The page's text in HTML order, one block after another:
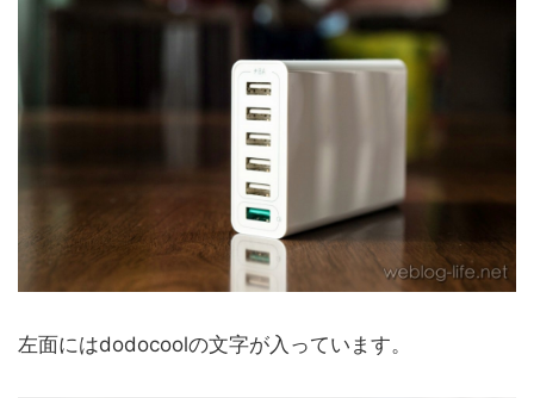
左面にはdodocoolの文字が入っています。